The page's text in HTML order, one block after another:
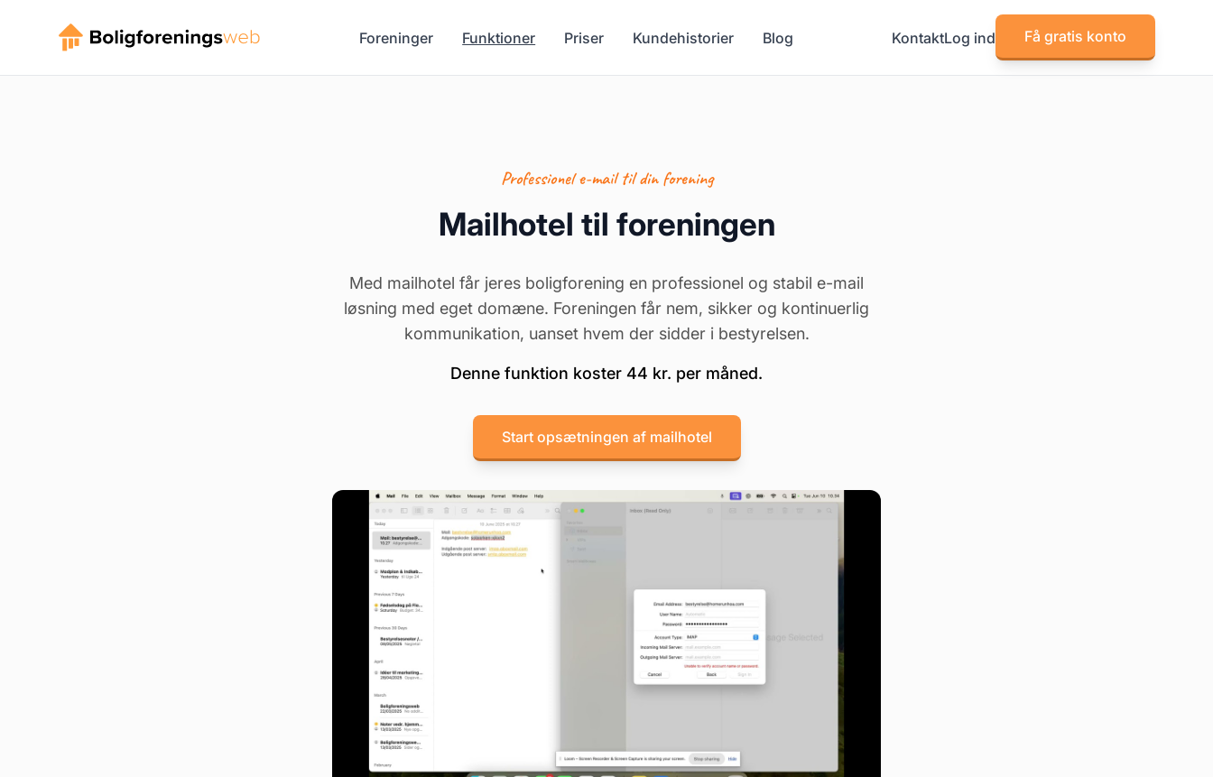
Foreninger Funktioner Priser Kundehistorier Blog KontaktLog ind Få gratis konto
Professionel e-mail til din forening
Mailhotel til foreningen
Med mailhotel får jeres boligforening en professionel og stabil e-mail
løsning med eget domæne. Foreningen får nem, sikker og kontinuerlig
kommunikation, uanset hvem der sidder i bestyrelsen.
Denne funktion koster 44 kr. per måned.
Start opsætningen af mailhotel